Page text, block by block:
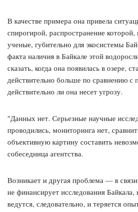
В качестве примера она привела
спирогирой, распространение
ученые, губительно для экосистемы
факта наличия в Байкале этой
сказать, когда она появилась в озере,
действительно больше по сравнению
действительно ли она несет угрозу.
"Данных нет. Серьезные научные
проводились, мониторинга нет,
объективную картину составить
собеседница агентства.
Возникает и другая проблема — в
не финансирует исследования
ведутся, следовательно, и теряется